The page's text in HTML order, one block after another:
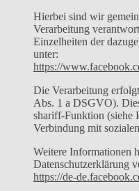
Hierbei sind wir
Verarbeitung
Einzelheiten der
unter:
https://
Die Verarbeitung
Abs. 1 a DSGVO).
shariff-Funktion (siehe
Verbindung mit
Weitere Informationen
Datenschutzerklärung
https://de-